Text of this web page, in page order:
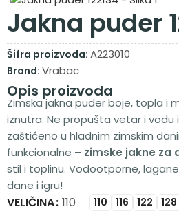
Jakna puder
Šifra proizvoda: A223010
Brand: Vrabac
Opis proizvoda
Zimska jakna puder boje, topla i
iznutra. Ne propušta vetar i
zaštićeno u hladnim zimskim
funkcionalne – zimske jakne za
stil i toplinu. Vodootporne,
dane i igru!
VELIČINA 110 110 116 122 128
Alternative: